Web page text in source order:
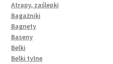
Atrapy, zaślepki
Bagażniki
Bagnety
Baseny
Belki
Belki tylne